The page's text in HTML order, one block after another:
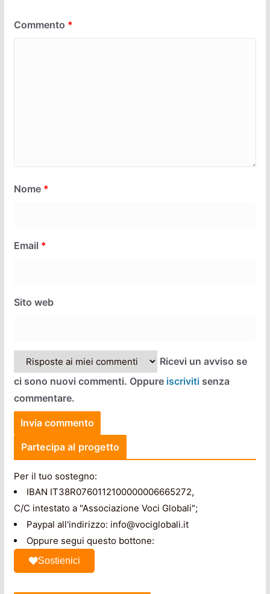
Commento *
Nome *
Email *
Sito web
Ricevi un avviso se
ci sono nuovi commenti. Oppure iscrivitisenza
commentare.
Partecipa al progetto
Per il tuo sostegno:
IBAN IT38R0760112100000006665272,
C/C intestato a "Associazione Voci Globali";
Paypal all'indirizzo: info@vociglobali.it
Oppure segui questo bottone:
Sostienici